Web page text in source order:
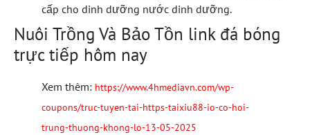
cấp cho dinh dưỡng nước dinh dưỡng.
Nuôi Trồng Và Bảo Tồn link đá bóng
trực tiếp hôm nay
Xem thêm: https://www.4hmediavn.com/wp-
coupons/truc-tuyen-tai-https-taixiu88-io-co-hoi-
trung-thuong-khong-lo-13-05-2025